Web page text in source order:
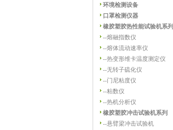
环境检测设备
口罩检测仪器
橡胶塑胶热性能试验机系列
--熔融指数仪
--熔体流动速率仪
--热变形维卡温度测定仪
--无转子硫化仪
--门尼粘度仪
--粘数仪
--热机分析仪
橡胶塑胶冲击试验机系列
--悬臂梁冲击试验机